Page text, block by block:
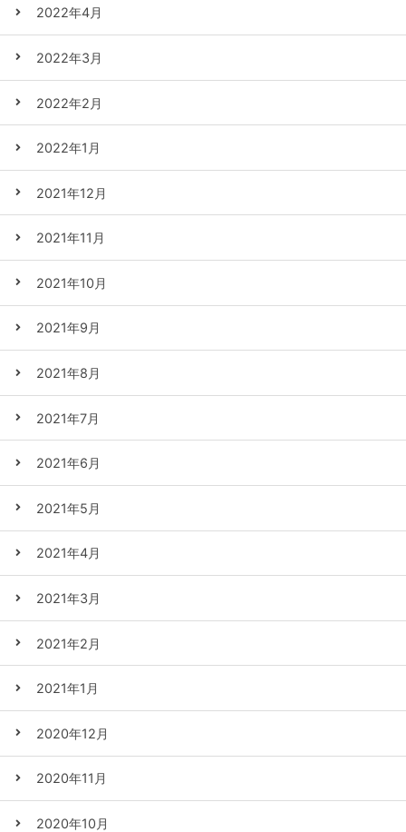
2022年4月
2022年3月
2022年2月
2022年1月
2021年12月
2021年11月
2021年10月
2021年9月
2021年8月
2021年7月
2021年6月
2021年5月
2021年4月
2021年3月
2021年2月
2021年1月
2020年12月
2020年11月
2020年10月